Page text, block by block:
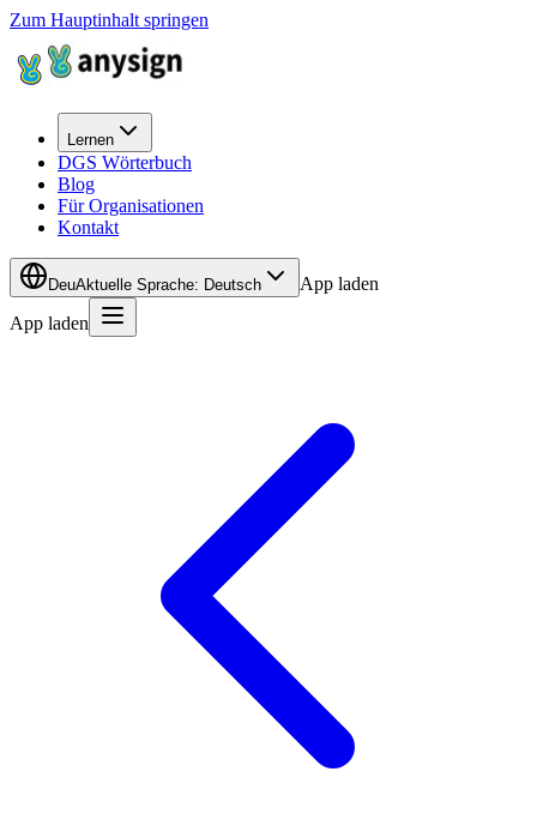
Zum Hauptinhalt springen
Lernen
DGS Wörterbuch
Blog
Für Organisationen
Kontakt
DeuAktuelle Sprache: Deutsch
App laden
App laden